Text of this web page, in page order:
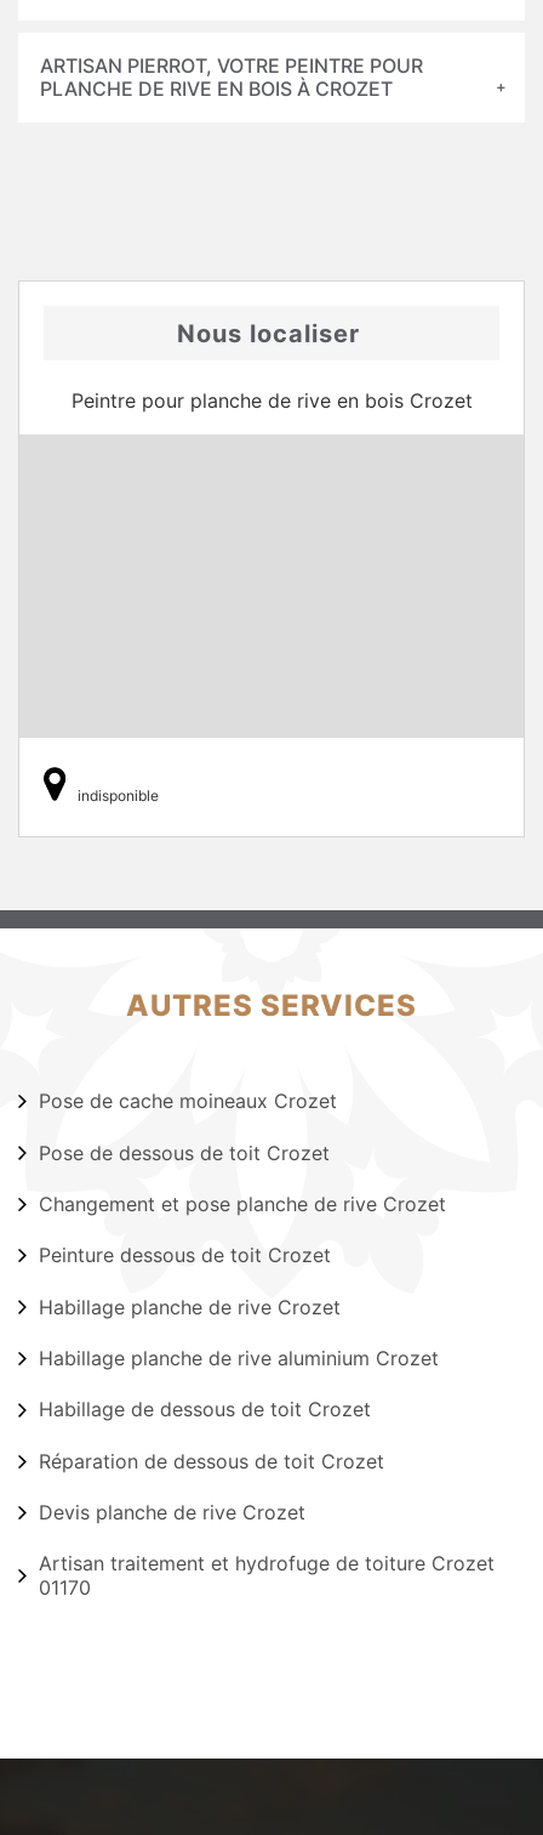
ARTISAN PIERROT, VOTRE PEINTRE POUR
PLANCHE DE RIVE EN BOIS À CROZET
Nous localiser
Peintre pour planche de rive en bois Crozet
indisponible
AUTRES SERVICES
Pose de cache moineaux Crozet
Pose de dessous de toit Crozet
Changement et pose planche de rive Crozet
Peinture dessous de toit Crozet
Habillage planche de rive Crozet
Habillage planche de rive aluminium Crozet
Habillage de dessous de toit Crozet
Réparation de dessous de toit Crozet
Devis planche de rive Crozet
Artisan traitement et hydrofuge de toiture Crozet
01170